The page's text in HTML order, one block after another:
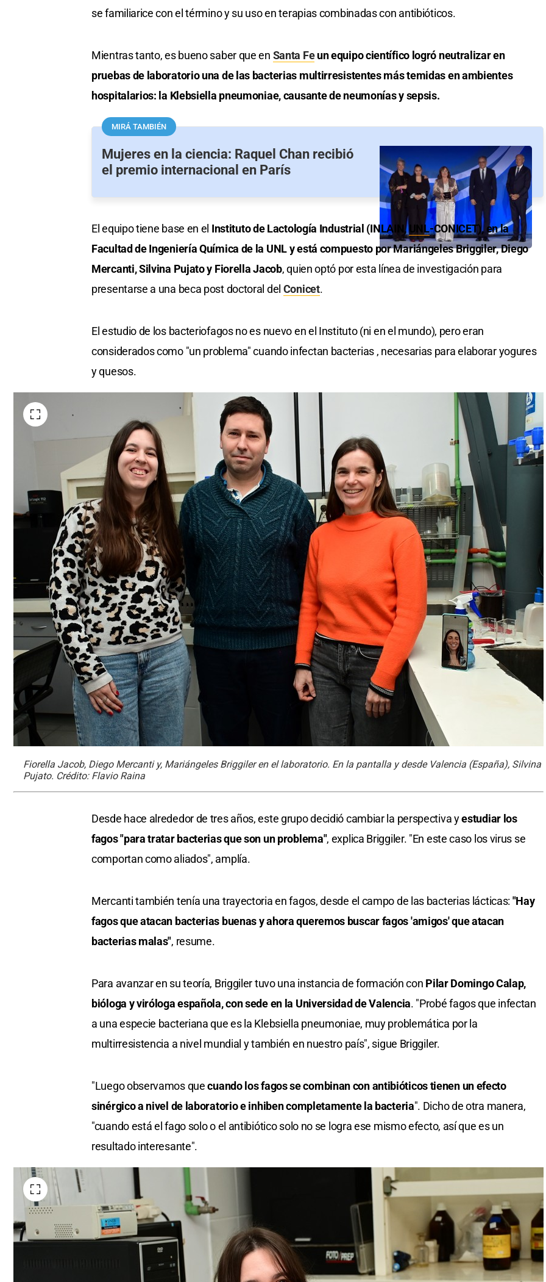
se familiarice con el término y su uso en terapias combinadas con antibióticos.
Mientras tanto, es bueno saber que en Santa Fe un equipo científico logró neutralizar en
pruebas de laboratorio una de las bacterias multirresistentes más temidas en ambientes
hospitalarios: la Klebsiella pneumoniae, causante de neumonías y sepsis.
MIRÁ TAMBIÉN
Mujeres en la ciencia: Raquel Chan recibió
el premio internacional en París
El equipo tiene base en el Instituto de Lactología Industrial (INLAIN,UNL-CONICET), en la
Facultad de Ingeniería Química de la UNL y está compuesto por Mariángeles Briggiler, Diego
Mercanti, Silvina Pujato y Fiorella Jacob, quien optó por esta línea de investigación para
presentarse a una beca post doctoral del Conicet.
El estudio de los bacteriofagos no es nuevo en el Instituto (ni en el mundo), pero eran
considerados como "un problema" cuando infectan bacterias , necesarias para elaborar yogures
y quesos.
Fiorella Jacob, Diego Mercanti y, Mariángeles Briggiler en el laboratorio. En la pantalla y desde Valencia (España), Silvina
Pujato. Crédito: Flavio Raina
Desde hace alrededor de tres años, este grupo decidió cambiar la perspectiva yestudiar los
fagos "para tratar bacterias que son un problema", explica Briggiler. "En este caso los virus se
comportan como aliados", amplía.
Mercanti también tenía una trayectoria en fagos, desde el campo de las bacterias lácticas: "Hay
fagos que atacan bacterias buenas y ahora queremos buscar fagos 'amigos' que atacan
bacterias malas", resume.
Para avanzar en su teoría, Briggiler tuvo una instancia de formación con Pilar Domingo Calap,
bióloga y viróloga española, con sede en la Universidad de Valencia. "Probé fagos que infectan
a una especie bacteriana que es la Klebsiella pneumoniae, muy problemática por la
multirresistencia a nivel mundial y también en nuestro país", sigue Briggiler.
"Luego observamos quecuando los fagos se combinan con antibióticos tienen un efecto
sinérgico a nivel de laboratorio e inhiben completamente la bacteria". Dicho de otra manera,
"cuando está el fago solo o el antibiótico solo no se logra ese mismo efecto, así que es un
resultado interesante".